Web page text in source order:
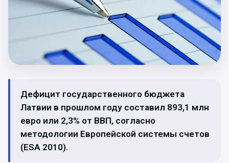
Дефицит государственного бюджета
Латвии в прошлом году составил 893,1 млн
евро или 2,3% от ВВП, согласно
методологии Европейской системы счетов
(ESA 2010).